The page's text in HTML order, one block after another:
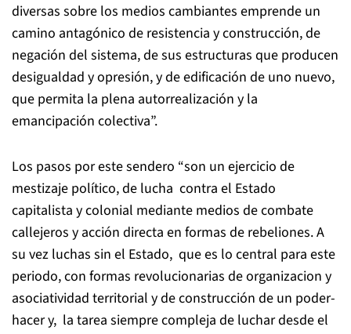
diversas sobre los medios cambiantes emprende un
camino antagónico de resistencia y construcción, de
negación del sistema, de sus estructuras que producen
desigualdad y opresión, y de edificación de uno nuevo,
que permita la plena autorrealización y la
emancipación colectiva”.
Los pasos por este sendero “son un ejercicio de
mestizaje político, de lucha contra el Estado
capitalista y colonial mediante medios de combate
callejeros y acción directa en formas de rebeliones. A
su vez luchas sin el Estado, que es lo central para este
periodo, con formas revolucionarias de organizacion y
asociatividad territorial y de construcción de un poder-
hacer y, la tarea siempre compleja de luchar desde el